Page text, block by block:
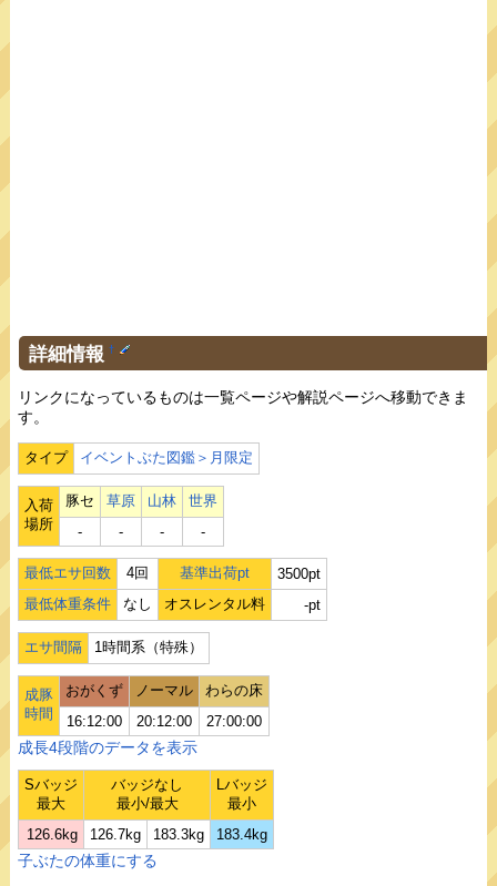
詳細情報 †
リンクになっているものは一覧ページや解説ページへ移動できま
す。
タイプ イベントぶた図鑑＞月限定
入荷
場所
豚セ 草原 山林
世界
‐
‐ ‐ ‐
最低エサ回数 4回 基準出荷pt
3500pt
最低体重条件
なし オスレンタル料 -pt
エサ間隔 1時間系（特殊）
成豚
時間
おがくず ノーマル
わらの床
16:12:00
20:12:00 27:00:00
成長4段階のデータを表示
Sバッジ
最大
バッジなし
最小/最大
Lバッジ
最小
126.6kg
126.7kg 183.3kg 183.4kg
子ぶたの体重にする